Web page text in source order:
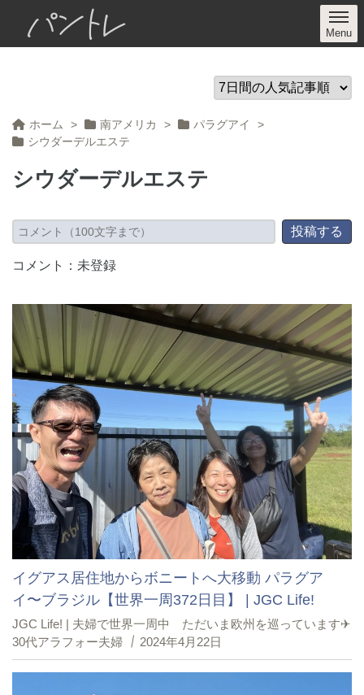
パントレ
ホーム > 南アメリカ > パラグアイ
>
シウダーデルエステ
シウダーデルエステ
コメント：未登録
イグアス居住地からボニートへ大移動 パラグア
イ〜ブラジル【世界一周372日目】 | JGC Life!
JGC Life! | 夫婦で世界一周中 ただいま欧州を巡っています✈︎
30代アラフォー夫婦
2024年4月22日